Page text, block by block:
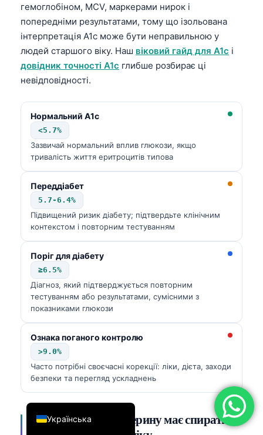
гемоглобіном, MCV, маркерами нирок і
попередніми результатами, тому що ізольована
інтерпретація A1c може бути неправильною у
людей старшого віку. Наш віковий гайд для A1c і
довідник точності A1c глибше розбирає ці
невідповідності.
Нормальний A1c
<5.7%
Зазвичай нормальний вплив глюкози, якщо
тривалість життя еритроцитів типова
Переддіабет
5.7-6.4%
Підвищений ризик діабету; підтвердьте клінічним
контекстом і повторним тестуванням
Поріг для діабету
≥6.5%
Діагноз, який підтверджується повторним
тестуванням або результатами, сумісними з
показниками глюкози
Ознака поганого контролю
>9.0%
Часто потрібні своєчасні корекції: ліки, дієта, заходи
безпеки та перегляд ускладнень
Відстеження холестерину має спиратися
Українська
Deutsch
العربية
Français
עִבְרִית
Italiano
Español
Português
Ελληνικά
Türkçe
Română
简体中文
Български
Dansk
Bahasa Indonesia
Հայերեն
Íslenska
Српски језик